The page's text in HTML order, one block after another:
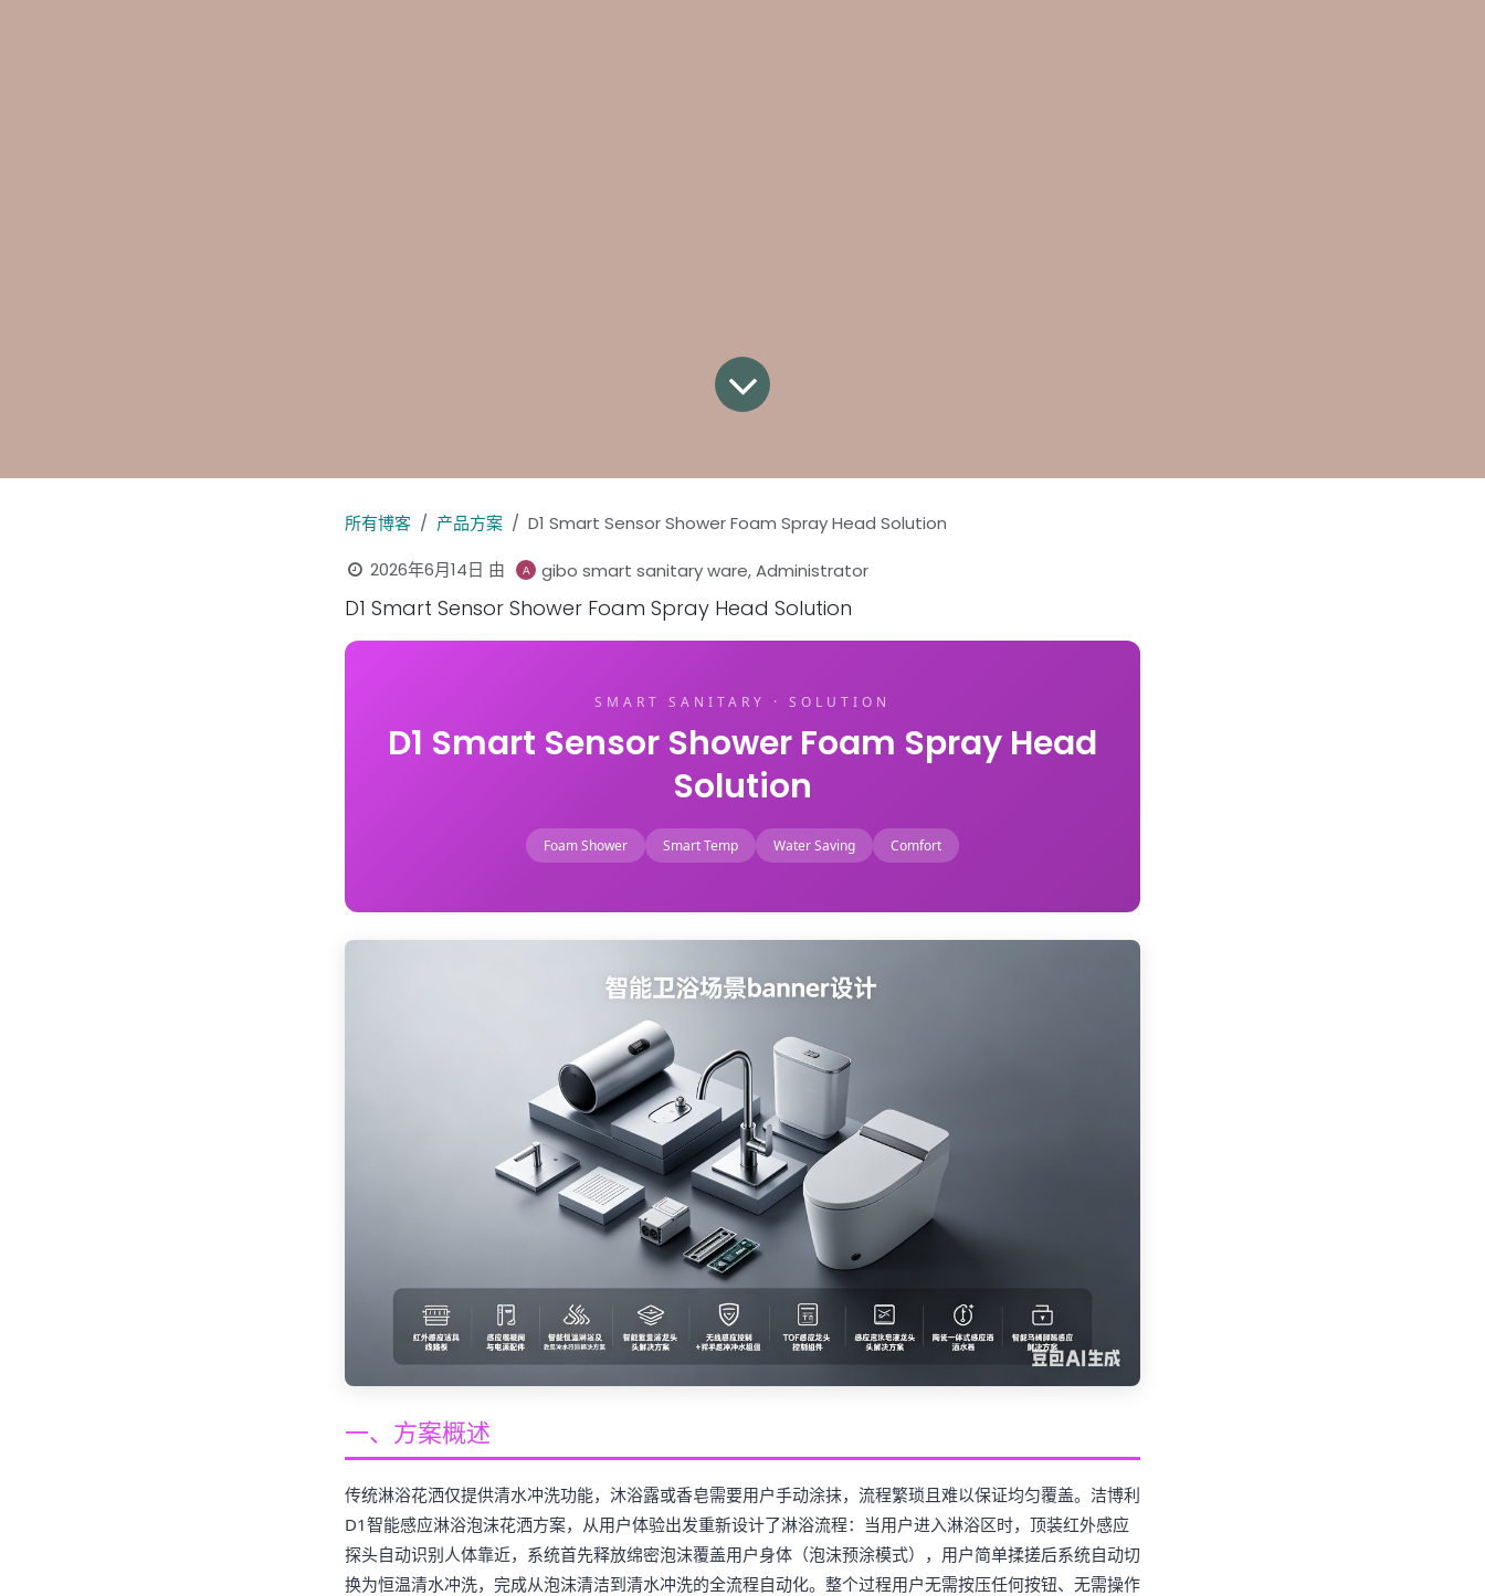
所有博客 产品方案
D1 Smart Sensor Shower Foam Spray Head Solution
2026年6月14日 由 gibo smart sanitary ware, Administrator
D1 Smart Sensor Shower Foam Spray Head Solution
SMART SANITARY · SOLUTION
D1 Smart Sensor Shower Foam Spray Head
Solution
Foam Shower Smart Temp Water Saving Comfort
一、方案概述
传统淋浴花洒仅提供清水冲洗功能，沐浴露或香皂需要用户手动涂抹，流程繁琐且难以保证均匀覆盖。洁博利
D1智能感应淋浴泡沫花洒方案，从用户体验出发重新设计了淋浴流程：当用户进入淋浴区时，顶装红外感应
探头自动识别人体靠近，系统首先释放绵密泡沫覆盖用户身体（泡沫预涂模式），用户简单揉搓后系统自动切
换为恒温清水冲洗，完成从泡沫清洁到清水冲洗的全流程自动化。整个过程用户无需按压任何按钮、无需操作